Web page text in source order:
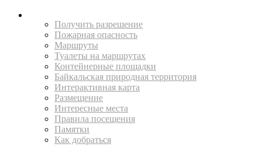
Получить разрешение
Пожарная опасность
Маршруты
Туалеты на маршрутах
Контейнерные площадки
Байкальская природная территория
Интерактивная карта
Размещение
Интересные места
Правила посещения
Памятки
Как добраться